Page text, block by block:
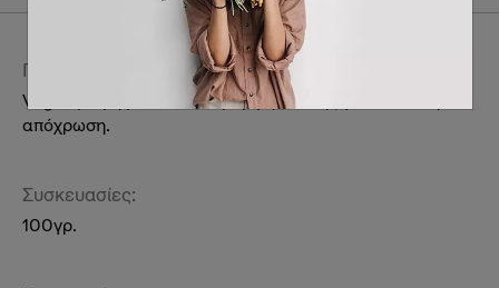
Περιγραφή:
Vegan βαφή μαλλιών σε μορφή σκόνης για καστανή
απόχρωση.
Συσκευασίες:
100γρ.